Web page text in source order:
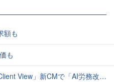
額も
も
アピール 働き方をAIが分析したら「すぐに休んで」と言われる？